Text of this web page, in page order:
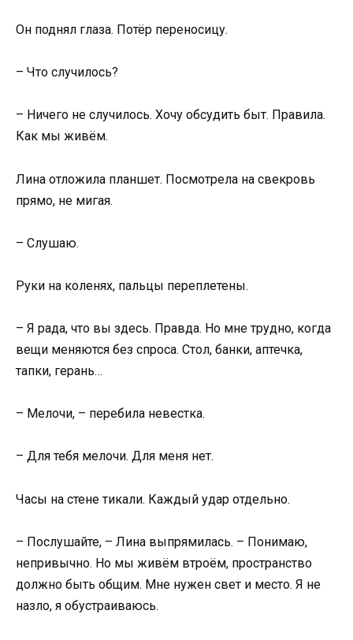
Он поднял глаза. Потёр переносицу.
– Что случилось?
– Ничего не случилось. Хочу обсудить быт. Правила.
Как мы живём.
Лина отложила планшет. Посмотрела на свекровь
прямо, не мигая.
– Слушаю.
Руки на коленях, пальцы переплетены.
– Я рада, что вы здесь. Правда. Но мне трудно, когда
вещи меняются без спроса. Стол, банки, аптечка,
тапки, герань…
– Мелочи, – перебила невестка.
– Для тебя мелочи. Для меня нет.
Часы на стене тикали. Каждый удар отдельно.
– Послушайте, – Лина выпрямилась. – Понимаю,
непривычно. Но мы живём втроём, пространство
должно быть общим. Мне нужен свет и место. Я не
назло, я обустраиваюсь.